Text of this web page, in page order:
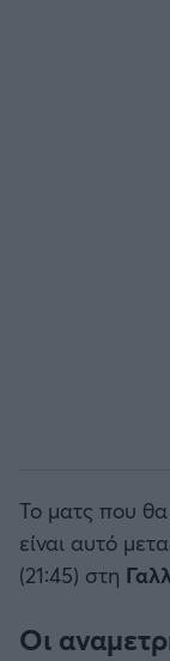
Το ματς που θα
είναι αυτό
(21:45) στη
Οι